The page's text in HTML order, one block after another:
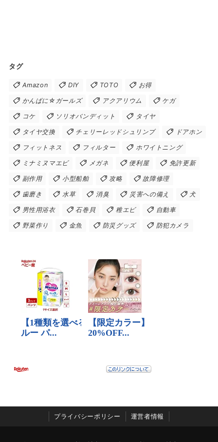
タグ
Amazon DIY TOTO お得
かんぱに☆ガールズ アクアリウム ケガ
コケ ソリオバンディット タイヤ
タイヤ交換 チェリーレッドシュリンブ ドアホン
フィットネス フィルター ホワイトニング
ミナミヌマエビ メガネ 便利屋 免許更新
副作用 小型船舶 攻略 故障修理
歯磨き 水草 消臭 災害への備え 犬
男性用浴衣 石巻貝 稚エビ 自動車
野菜作り 金魚 防災グッズ 防犯カメラ
プライバシーポリシー 運営者情報